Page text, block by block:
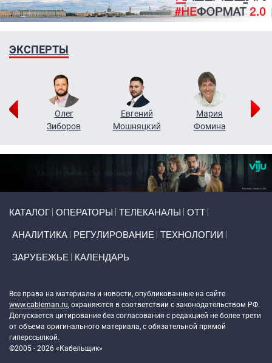
ЭКСПЕРТЫ
Олег
Зиборов
Евгений
Мошняцкий
Мария
Фомина
КАТАЛОГ ОПЕРАТОРЫ ТЕЛЕКАНАЛЫ ОТТ
АНАЛИТИКА РЕГУЛИРОВАНИЕ ТЕХНОЛОГИИ
ЗАРУБЕЖЬЕ КАЛЕНДАРЬ
Все права на материалы и новости, опубликованные на сайте
www.cableman.ru, охраняются в соответствии с законодательством РФ.
Допускается цитирование без согласования с редакцией не более трети
от объема оригинального материала, с обязательной прямой
гиперссылкой.
©2005 - 2026 «Кабельщик»